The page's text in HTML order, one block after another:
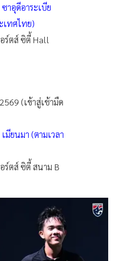
าอุดีอาระเบีย
เทศไทย)
ร์ตส์ ซิตี้ Hall
(เข้าสู่เช้ามืด
มียนมา (ตามเวลา
ร์ตส์ ซิตี้ สนาม B